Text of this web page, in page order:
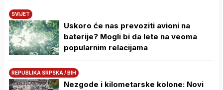
SVIJET
Uskoro će nas prevoziti avioni na
baterije? Mogli bi da lete na veoma
popularnim relacijama
REPUBLIKA SRPSKA / BIH
Nezgode i kilometarske kolone: Novi